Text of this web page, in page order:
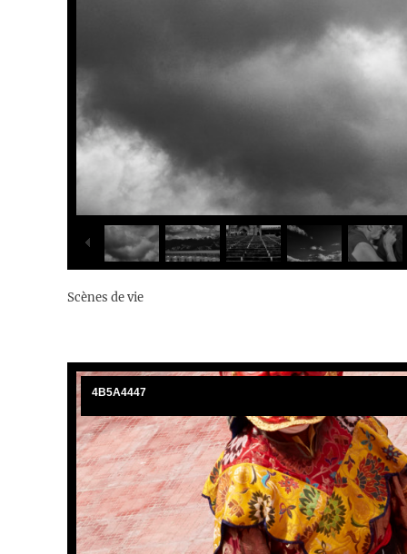
Scènes de vie
4B5A4447